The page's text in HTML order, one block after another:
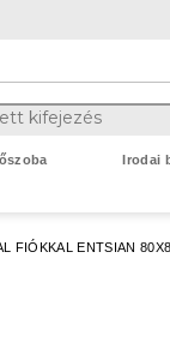
Irodai
FIÓKKAL ENTSIAN